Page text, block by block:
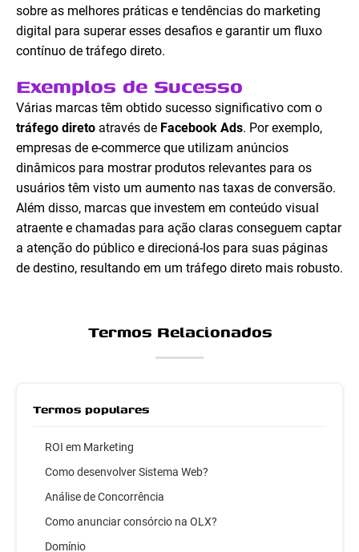
sobre as melhores práticas e tendências do marketing
digital para superar esses desafios e garantir um fluxo
contínuo de tráfego direto.
Exemplos de Sucesso
Várias marcas têm obtido sucesso significativo com o
tráfego direto através de Facebook Ads. Por exemplo,
empresas de e-commerce que utilizam anúncios
dinâmicos para mostrar produtos relevantes para os
usuários têm visto um aumento nas taxas de conversão.
Além disso, marcas que investem em conteúdo visual
atraente e chamadas para ação claras conseguem captar
a atenção do público e direcioná-los para suas páginas
de destino, resultando em um tráfego direto mais robusto.
Termos Relacionados
Termos populares
ROI em Marketing
Como desenvolver Sistema Web?
Análise de Concorrência
Como anunciar consórcio na OLX?
Domínio